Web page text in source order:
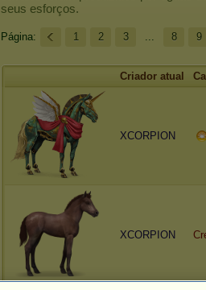
seus esforços.
Página: 1 2 3 ... 8 9
Criador atual
XCORPION
XCORPION